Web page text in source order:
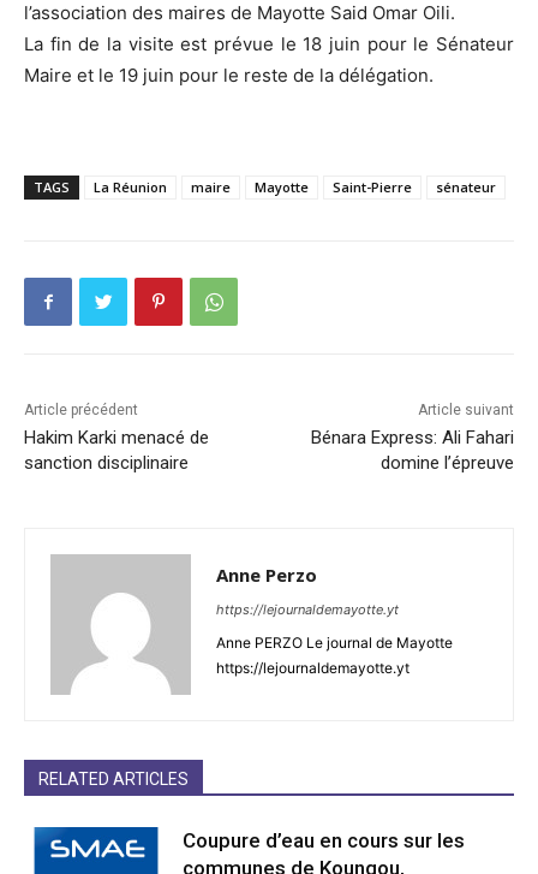
l’association des maires de Mayotte Said Omar Oili.
La fin de la visite est prévue le 18 juin pour le Sénateur
Maire et le 19 juin pour le reste de la délégation.
TAGS La Réunion maire Mayotte Saint-Pierre sénateur
Article précédent
Hakim Karki menacé de
sanction disciplinaire
Article suivant
Bénara Express: Ali Fahari
domine l’épreuve
Anne Perzo
https://lejournaldemayotte.yt
Anne PERZO Le journal de Mayotte
https://lejournaldemayotte.yt
RELATED ARTICLES
Coupure d’eau en cours sur les
communes de Koungou,